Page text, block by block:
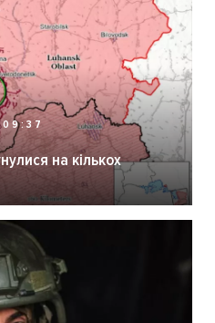
на кількох